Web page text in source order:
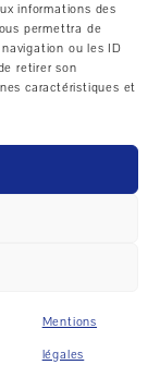
informations des
permettra de
ou les ID
retirer son
caractéristiques et
Mentions
légales